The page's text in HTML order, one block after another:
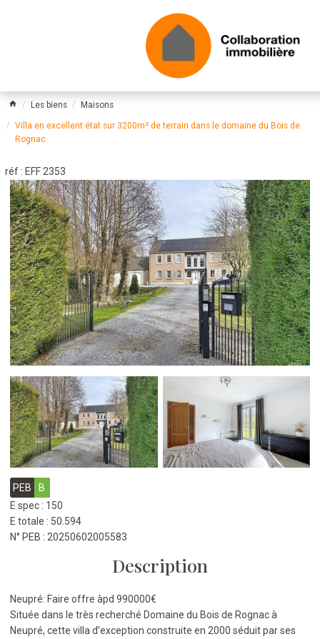
Les biens Maisons
Villa en excellent état sur 3200m² de terrain dans le domaine du Bois de
Rognac
réf : EFF 2353
PEB
B
E spec : 150
E totale : 50.594
N° PEB : 20250602005583
Description
Neupré: Faire offre àpd 990000€
Située dans le très recherché Domaine du Bois de Rognac à
Neupré, cette villa d’exception construite en 2000 séduit par ses